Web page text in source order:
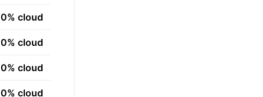
0% cloud
0% cloud
0% cloud
0% cloud